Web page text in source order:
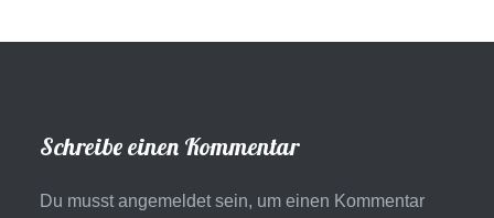
Schreibe einen Kommentar
Du musst angemeldetsein, um einen Kommentar